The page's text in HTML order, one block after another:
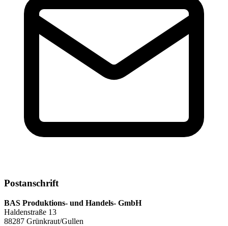
Postanschrift
BAS Produktions- und Handels- GmbH
Haldenstraße 13
88287 Grünkraut/Gullen